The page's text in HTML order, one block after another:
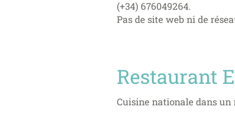
(+34) 676049264.
Pas de site web ni de
Restaurant
Cuisine nationale dans